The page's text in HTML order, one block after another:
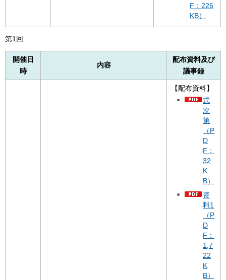
F：226
KB）
第1回
開催日
時
内容
配布資料及び
議事録
【配布資料】
式
次
第
（P
D
F：
32
K
B）
資
料1
（P
D
F：
1,7
22
K
B）